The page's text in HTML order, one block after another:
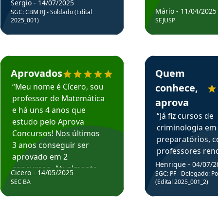
em depoimento
Sergio - 14/07/2025
SGC: CBM RJ - Soldado (Edital
2025_001)
Estudante Cicero recomenda o Aprova Concursos em depoimento
Aprovados
“Meu nome é Cícero, sou
professor de Matemática
e há uns 4 anos que
estudo pelo Aprova
Concursos! Nos últimos
3 anos conseguir ser
aprovado em 2
concursos. Atualmente,
estou atuando como
Cicero - 14/05/2025
SEC BA
Mário - 11/04/2025
SEJUSP
Estudante Henrique
Quem
conhece,
aprova
“Já fiz cursos de
criminologia em
preparatórios,
professores
fiz curso em pós
graduação.
Professor do
sem dúvida, o
Henrique - 04/07/
SGC: PF - Delegado:
(Edital 2025_001_2)